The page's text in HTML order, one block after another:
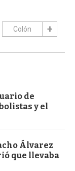
Colón
de
y el
Álvarez
que llevaba